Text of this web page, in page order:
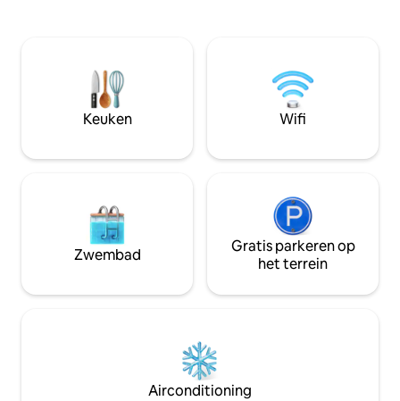
stoelen. Garage voor 3 auto's met
elektronische poort, groot zwembad
met strand, wifi. Elektriciteitstarief: R$ 1
per 1 verbruikte kWh.
TV.COM 4
VAN HEN. 1
TRIPLE SUITE (
SUITE EXTER.+1
GECONJUGEERD AAN EEN PQ.
Keuken Wifi
Zwembad
Gratis parkeren op
het terrein
Airconditioning